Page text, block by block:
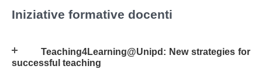
Iniziative formative docenti
Teaching4Learning@Unipd: New strategies for
successful teaching